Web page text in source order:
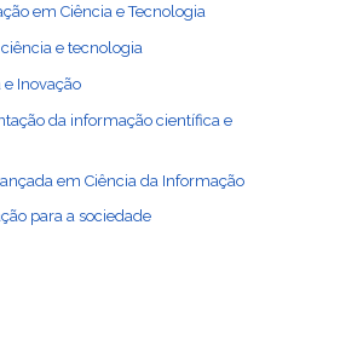
em Ciência e Tecnologia
e tecnologia
Inovação
da informação científica e
em Ciência da Informação
para a sociedade